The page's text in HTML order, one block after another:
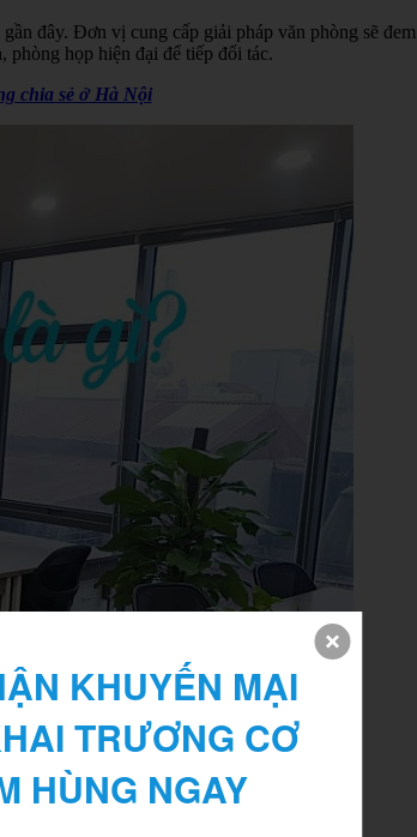
đây. Đơn vị cung cấp giải pháp văn phòng sẽ
họp hiện đại để tiếp đối tác.
chia sẻ ở Hà Nội
KHUYẾN MẠI
TRƯƠNG CƠ
HÙNG NGAY